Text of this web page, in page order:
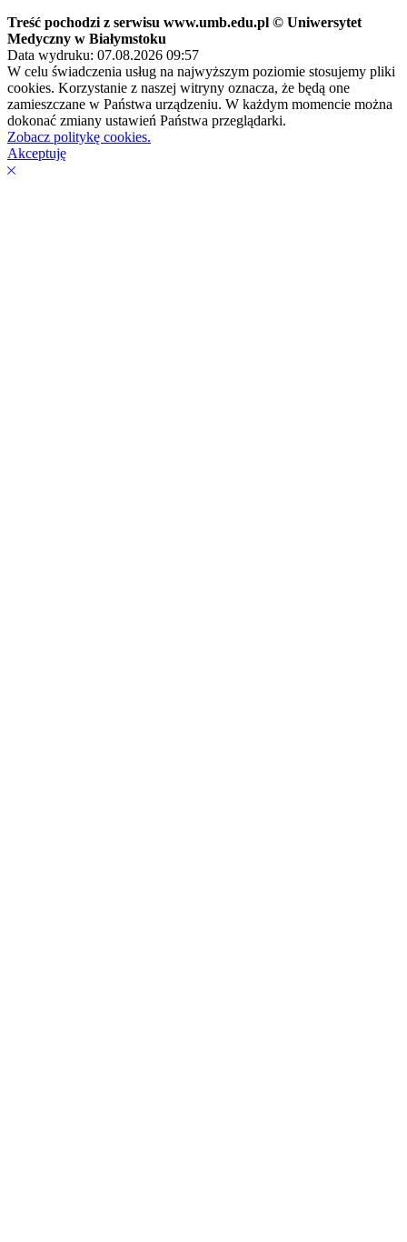
Treść pochodzi z serwisu www.umb.edu.pl © Uniwersytet
Medyczny w Białymstoku
Data wydruku: 07.08.2026 09:57
W celu świadczenia usług na najwyższym poziomie stosujemy pliki
cookies. Korzystanie z naszej witryny oznacza, że będą one
zamieszczane w Państwa urządzeniu. W każdym momencie można
dokonać zmiany ustawień Państwa przeglądarki.
Zobacz politykę cookies.
Akceptuję